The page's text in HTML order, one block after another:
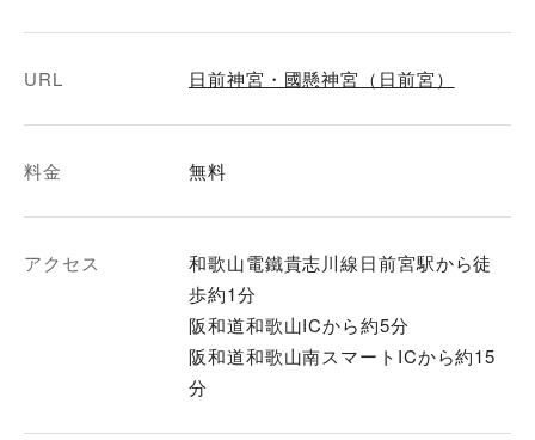
URL 日前神宮・國懸神宮（日前宮）
料金 無料
アクセス
和歌山電鐵貴志川線日前宮駅から徒
歩約1分
阪和道和歌山ICから約5分
阪和道和歌山南スマートICから約15
分